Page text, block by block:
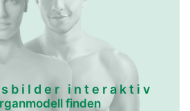
interaktiv
finden